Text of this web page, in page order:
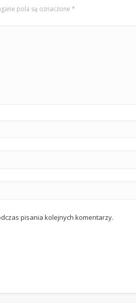
pola są oznaczone*
pisania kolejnych komentarzy.